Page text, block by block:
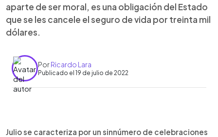
aparte de ser moral, es una obligación del Estado
que se les cancele el seguro de vida por treinta mil
dólares.
PorRicardo Lara
Publicado el 19 de julio de 2022
Escuchar artículo
Julio se caracteriza por un sinnúmero de celebraciones